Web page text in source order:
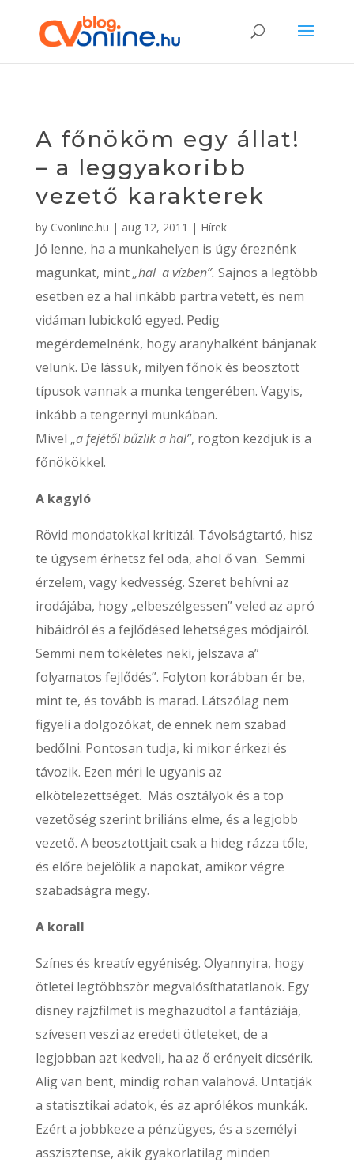
A főnököm egy állat!
– a leggyakoribb
vezető karakterek
by Cvonline.hu | aug 12, 2011 | Hírek
Jó lenne, ha a munkahelyen is úgy éreznénk
magunkat, mint„hal a vízben”. Sajnos a legtöbb
esetben ez a hal inkább partra vetett, és nem
vidáman lubickoló egyed. Pedig
megérdemelnénk, hogy aranyhalként bánjanak
velünk. De lássuk, milyen főnök és beosztott
típusok vannak a munka tengerében. Vagyis,
inkább a tengernyi munkában.
Mivel „a fejétől bűzlik a hal”, rögtön kezdjük is a
főnökökkel.
A kagyló
Rövid mondatokkal kritizál. Távolságtartó, hisz
te úgysem érhetsz fel oda, ahol ő van. Semmi
érzelem, vagy kedvesség. Szeret behívni az
irodájába, hogy „elbeszélgessen” veled az apró
hibáidról és a fejlődésed lehetséges módjairól.
Semmi nem tökéletes neki, jelszava a”
folyamatos fejlődés”. Folyton korábban ér be,
mint te, és tovább is marad. Látszólag nem
figyeli a dolgozókat, de ennek nem szabad
bedőlni. Pontosan tudja, ki mikor érkezi és
távozik. Ezen méri le ugyanis az
elkötelezettséget. Más osztályok és a top
vezetőség szerint briliáns elme, és a legjobb
vezető. A beosztottjait csak a hideg rázza tőle,
és előre bejelölik a napokat, amikor végre
szabadságra megy.
A korall
Színes és kreatív egyéniség. Olyannyira, hogy
ötletei legtöbbször megvalósíthatatlanok. Egy
disney rajzfilmet is meghazudtol a fantáziája,
szívesen veszi az eredeti ötleteket, de a
legjobban azt kedveli, ha az ő erényeit dicsérik.
Alig van bent, mindig rohan valahová. Untatják
a statisztikai adatok, és az aprólékos munkák.
Ezért a jobbkeze a pénzügyes, és a személyi
asszisztense, akik gyakorlatilag minden